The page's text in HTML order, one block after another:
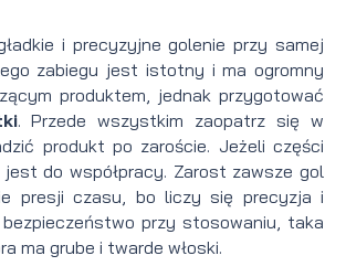
i precyzyjne golenie przy samej
zabiegu jest istotny i ma ogromny
produktem, jednak przygotować
. Przede wszystkim zaopatrz się w
produkt po zaroście. Jeżeli części
do współpracy. Zarost zawsze gol
presji czasu, bo liczy się precyzja i
przy stosowaniu, taka
ma grube i twarde włoski.